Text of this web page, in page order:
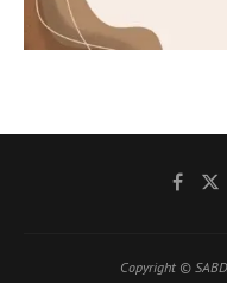
Copyright ©